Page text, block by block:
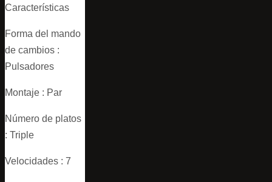
Características
Forma del mando
de cambios :
Pulsadores
Montaje : Par
Número de platos
: Triple
Velocidades : 7